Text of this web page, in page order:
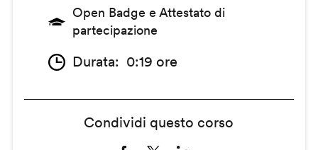
Open Badge e Attestato di
partecipazione
Durata 0:19 ore
Condividi questo corso